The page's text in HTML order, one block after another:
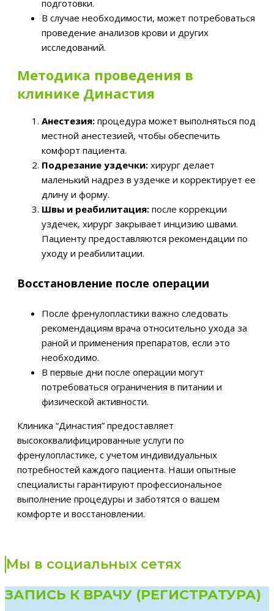
подготовки.
В случае необходимости, может потребоваться
проведение анализов крови и других
исследований.
Методика проведения в
клинике Династия
Анестезия: процедура может выполняться под
местной анестезией, чтобы обеспечить
комфорт пациента.
Подрезание уздечки: хирург делает
маленький надрез в уздечке и корректирует ее
длину и форму.
Швы и реабилитация: после коррекции
уздечек, хирург закрывает инцизию швами.
Пациенту предоставляются рекомендации по
уходу и реабилитации.
Восстановление после операции
После френулопластики важно следовать
рекомендациям врача относительно ухода за
раной и применения препаратов, если это
необходимо.
В первые дни после операции могут
потребоваться ограничения в питании и
физической активности.
Клиника “Династия” предоставляет
высококвалифицированные услуги по
френулопластике, с учетом индивидуальных
потребностей каждого пациента. Наши опытные
специалисты гарантируют профессиональное
выполнение процедуры и заботятся о вашем
комфорте и восстановлении.
Мы в социальных сетях
ЗАПИСЬ К ВРАЧУ (РЕГИСТРАТУРА)